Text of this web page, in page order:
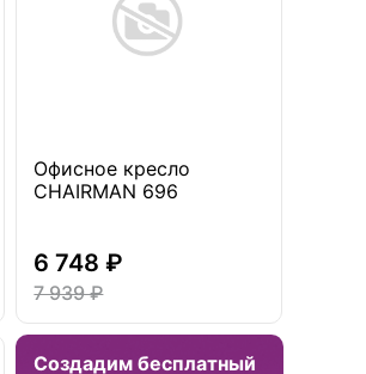
Офисное кресло
CHAIRMAN 696
6 748 ₽
7 939 ₽
Создадим бесплатный